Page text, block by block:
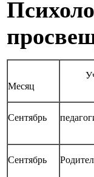
Месяц
Сентябрь
Сентябрь